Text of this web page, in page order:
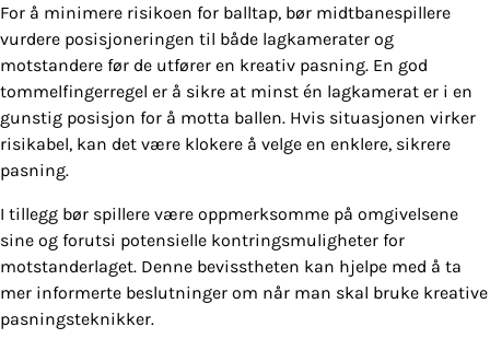
For å minimere risikoen for balltap, bør midtbanespillere
vurdere posisjoneringen til både lagkamerater og
motstandere før de utfører en kreativ pasning. En god
tommelfingerregel er å sikre at minst én lagkamerat er i en
gunstig posisjon for å motta ballen. Hvis situasjonen virker
risikabel, kan det være klokere å velge en enklere, sikrere
pasning.
I tillegg bør spillere være oppmerksomme på omgivelsene
sine og forutsi potensielle kontringsmuligheter for
motstanderlaget. Denne bevisstheten kan hjelpe med å ta
mer informerte beslutninger om når man skal bruke kreative
pasningsteknikker.